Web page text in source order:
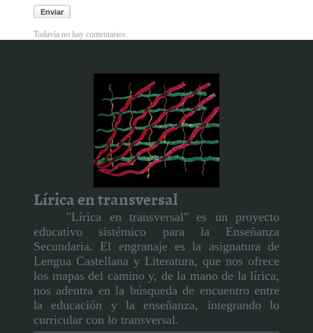
Enviar
Todavía no hay comentarios.
Lírica en transversal
"Lírica en transversal" es un proyecto
educativo sistémico para la Enseñanza
Secundaria. El engranaje es la asignatura de
Lengua Castellana y Literatura, que nos ofrece
los mapas del camino y, de la mano de la lírica,
nos adentra en la búsqueda de encuentro entre
la educación y la enseñanza, integrando lo
curricular con lo transversal.